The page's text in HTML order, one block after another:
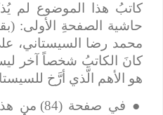
كاتبُ هذا الموضوع لم
حاشية الصفحةِ الأولى:
محمد رضا السيستاني،
كانَ الكاتبُ شخصاً آخر
هو الأهم الَّذي أرَّخ
●
في صفحة